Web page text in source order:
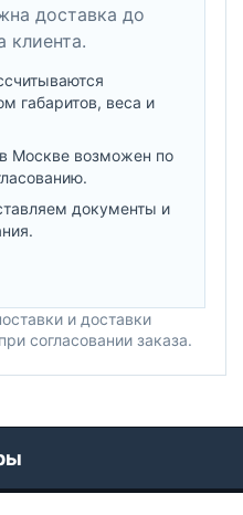
доставка до
клиента.
габаритов, веса и
Москве возможен по
документы и
и доставки
согласовании заказа.